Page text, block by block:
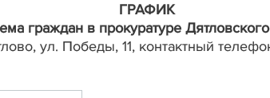
ГРАФИК
граждан в прокуратуре
ул. Победы, 11, контактный